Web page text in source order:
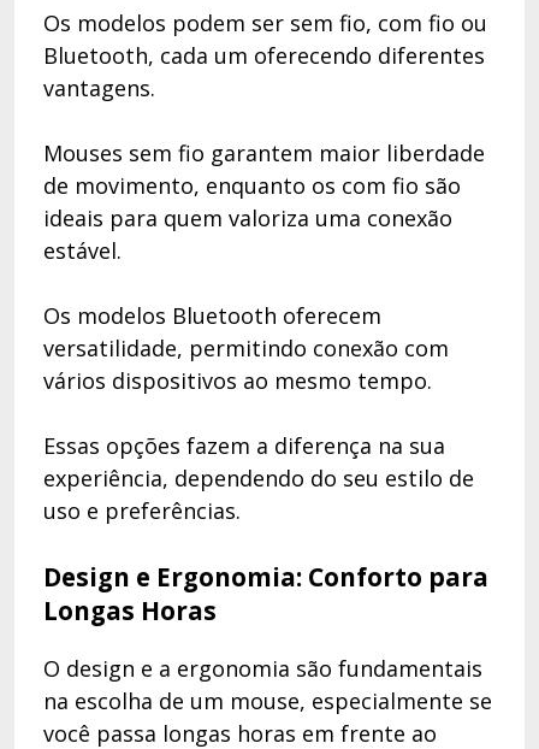
Os modelos podem ser sem fio, com fio ou
Bluetooth, cada um oferecendo diferentes
vantagens.
Mouses sem fio garantem maior liberdade
de movimento, enquanto os com fio são
ideais para quem valoriza uma conexão
estável.
Os modelos Bluetooth oferecem
versatilidade, permitindo conexão com
vários dispositivos ao mesmo tempo.
Essas opções fazem a diferença na sua
experiência, dependendo do seu estilo de
uso e preferências.
Design e Ergonomia: Conforto para
Longas Horas
O design e a ergonomia são fundamentais
na escolha de um mouse, especialmente se
você passa longas horas em frente ao